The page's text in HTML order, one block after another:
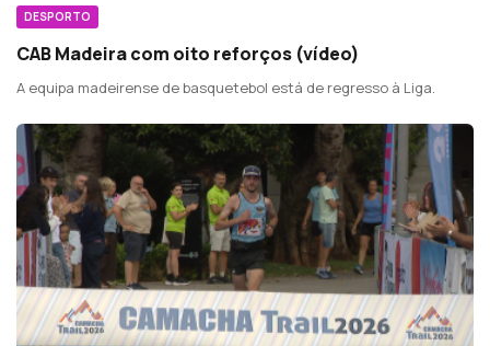
DESPORTO
CAB Madeira com oito reforços (vídeo)
A equipa madeirense de basquetebol está de regresso à Liga.